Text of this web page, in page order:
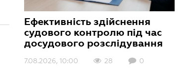
Ефективність здійснення
судового контролю під час
досудового розслідування
7.08.2026, 10:00 28 0